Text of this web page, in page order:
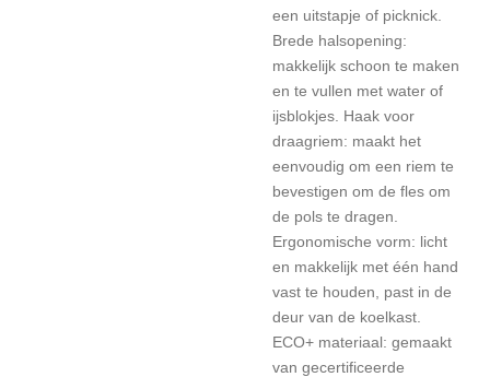
een uitstapje of picknick.
Brede halsopening:
makkelijk schoon te maken
en te vullen met water of
ijsblokjes. Haak voor
draagriem: maakt het
eenvoudig om een riem te
bevestigen om de fles om
de pols te dragen.
Ergonomische vorm: licht
en makkelijk met één hand
vast te houden, past in de
deur van de koelkast.
ECO+ materiaal: gemaakt
van gecertificeerde